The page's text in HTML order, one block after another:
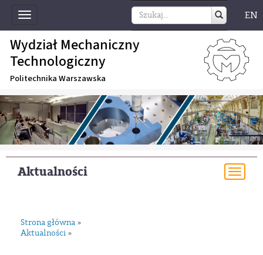
Toggle
navigation
EN
Wydział Mechaniczny
Technologiczny
Politechnika Warszawska
Aktualności
Strona główna »
Aktualności »